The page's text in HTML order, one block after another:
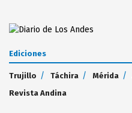
Ediciones
Trujillo Táchira Mérida
Revista Andina